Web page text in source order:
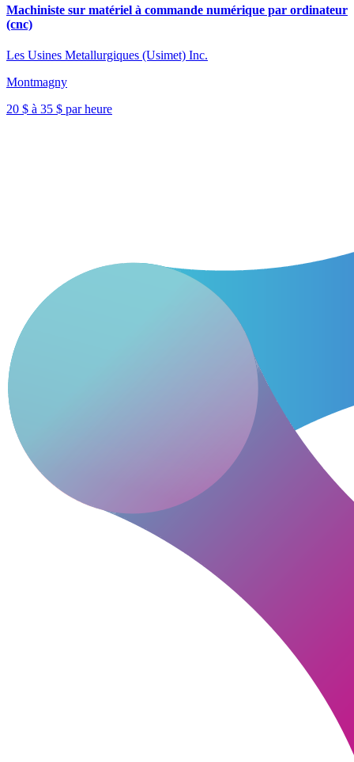
Machiniste sur matériel à commande numérique par ordinateur
(cnc)
Les Usines Metallurgiques (Usimet) Inc.
Montmagny
20 $ à 35 $ par heure